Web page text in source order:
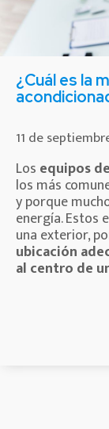
¿Cuál es la
11 de
Los equipos
los más
y porque
energía. Estos
una exterior,
ubicación
al centro de